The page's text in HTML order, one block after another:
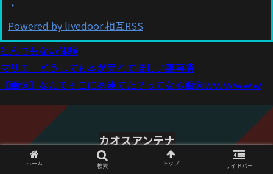
Powered by livedoor 相互RSS
とんでもない体験
マリエ どうしても本が売れてほしい裏事情
【画像】なんでそこに家建てた？ってなる画像ｗｗｗｗｗｗ
カオスアンテナ
© 2021 カオスアンテナ.
ホーム 検索 トップ サイドバー